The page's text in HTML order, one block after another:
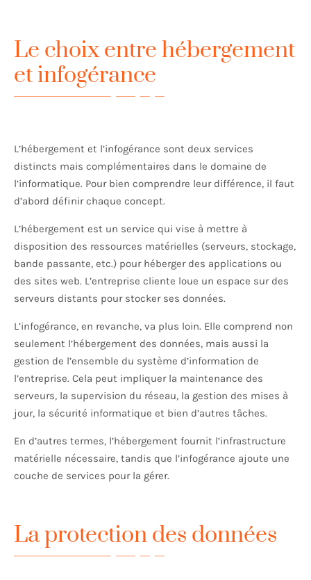
Le choix entre hébergement
et infogérance
L’hébergement et l’infogérance sont deux services
distincts mais complémentaires dans le domaine de
l’informatique. Pour bien comprendre leur différence, il faut
d’abord définir chaque concept.
L’hébergement est un service qui vise à mettre à
disposition des ressources matérielles (serveurs, stockage,
bande passante, etc.) pour héberger des applications ou
des sites web. L’entreprise cliente loue un espace sur des
serveurs distants pour stocker ses données.
L’infogérance, en revanche, va plus loin. Elle comprend non
seulement l’hébergement des données, mais aussi la
gestion de l’ensemble du système d’information de
l’entreprise. Cela peut impliquer la maintenance des
serveurs, la supervision du réseau, la gestion des mises à
jour, la sécurité informatique et bien d’autres tâches.
En d’autres termes, l’hébergement fournit l’infrastructure
matérielle nécessaire, tandis que l’infogérance ajoute une
couche de services pour la gérer.
La protection des données